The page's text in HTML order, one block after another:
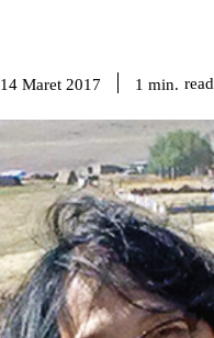
14 Maret 2017 1 min. read